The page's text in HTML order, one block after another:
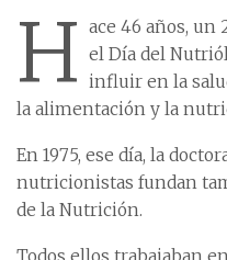
H ace 46 años, un
el Día del
influir en la
la alimentación y la
En 1975, ese día, la
nutricionistas fundan
de la Nutrición.
Todos ellos trabajaban